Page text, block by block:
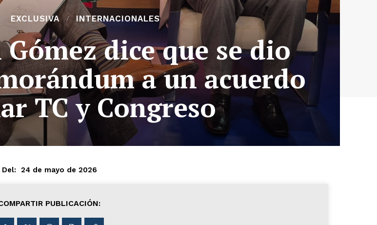
EXCLUSIVA INTERNACIONALES
dice que se dio
a un acuerdo
TC y Congreso
Del: 24 de mayo de 2026
PUBLICACIÓN: